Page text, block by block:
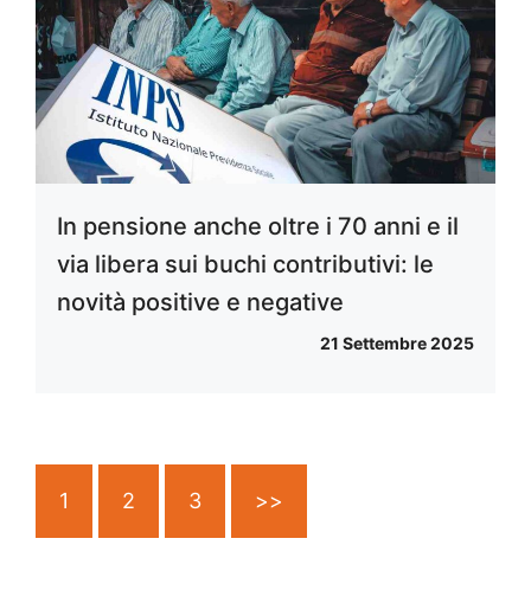
In pensione anche oltre i 70 anni e il
via libera sui buchi contributivi: le
novità positive e negative
21 Settembre 2025
1 2 3 >>